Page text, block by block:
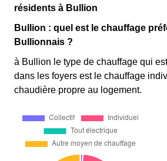
résidents à Bullion
Bullion : quel est le chauffage
Bullionnais ?
à Bullion le type de chauffage qui
dans les foyers est le chauffage
chaudière propre au logement.